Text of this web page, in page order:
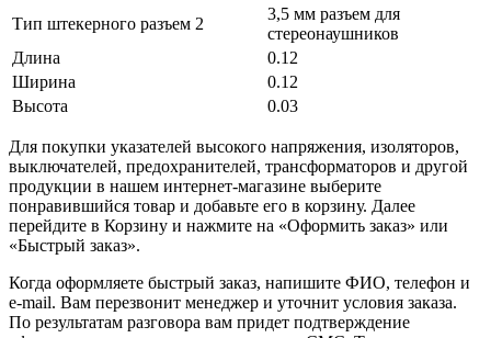
Тип штекерного разъем 2
3,5 мм разъем для
стереонаушников
Длина
0.12
Ширина
0.12
Высота
0.03
Для покупки указателей высокого напряжения, изоляторов,
выключателей, предохранителей, трансформаторов и другой
продукции в нашем интернет-магазине выберите
понравившийся товар и добавьте его в корзину. Далее
перейдите в Корзину и нажмите на «Оформить заказ» или
«Быстрый заказ».
Когда оформляете быстрый заказ, напишите ФИО, телефон и
e-mail. Вам перезвонит менеджер и уточнит условия заказа.
По результатам разговора вам придет подтверждение